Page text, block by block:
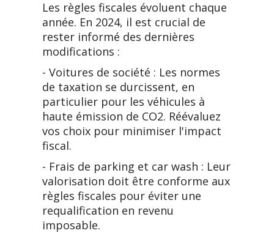
Les règles fiscales évoluent chaque
année. En 2024, il est crucial de
rester informé des dernières
modifications :
- Voitures de société : Les normes
de taxation se durcissent, en
particulier pour les véhicules à
haute émission de CO2. Réévaluez
vos choix pour minimiser l'impact
fiscal.
- Frais de parking et car wash : Leur
valorisation doit être conforme aux
règles fiscales pour éviter une
requalification en revenu
imposable.